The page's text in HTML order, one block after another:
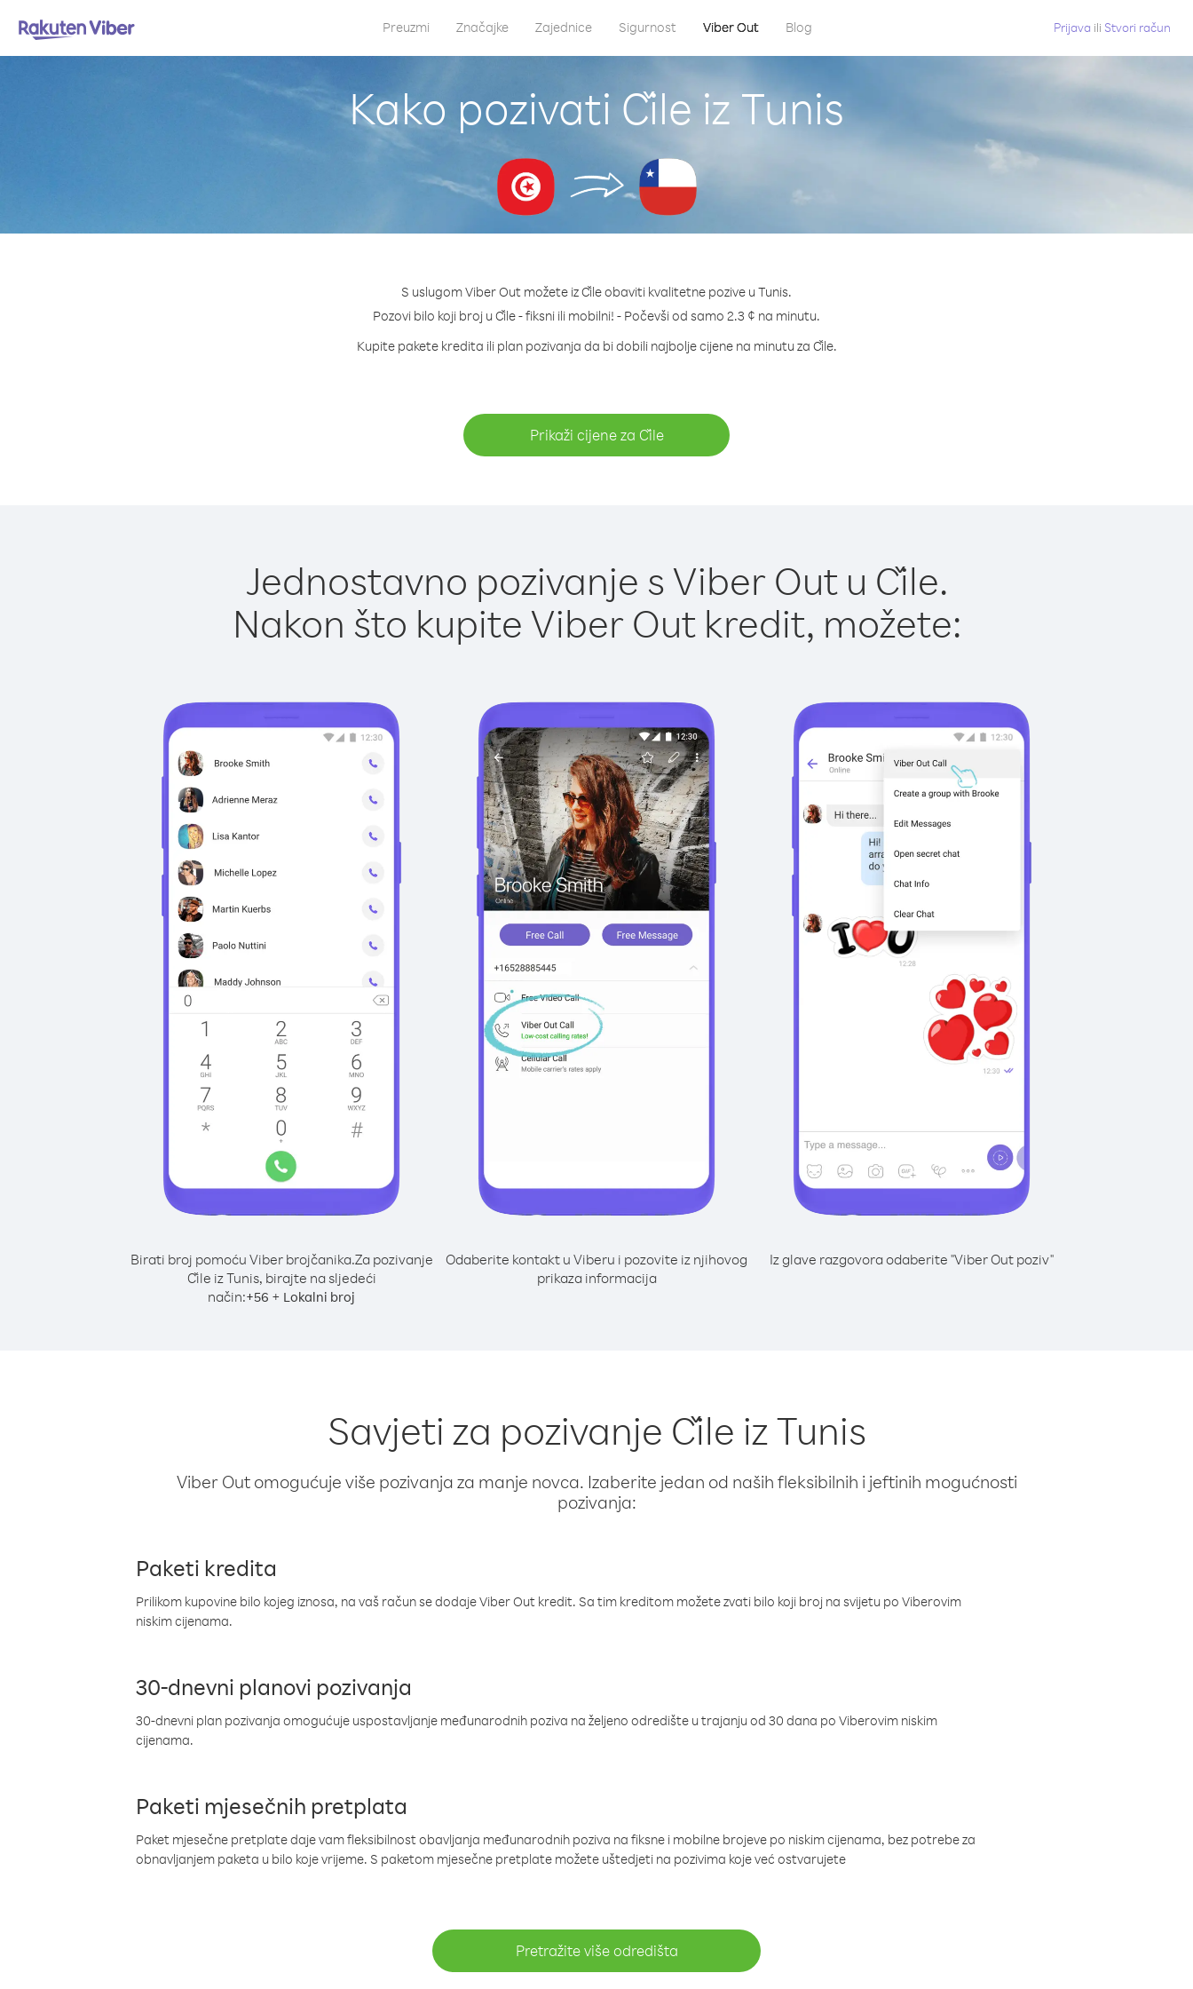
Preuzmi Značajke Zajednice Sigurnost Viber Out Blog Prijava ili Stvori račun
Kako pozivati Čile iz Tunis
S uslugom Viber Out možete iz Čile obaviti kvalitetne pozive u Tunis.
Pozovi bilo koji broj u Čile - fiksni ili mobilni! - Počevši od samo 2.3 ¢ na minutu.
Kupite pakete kredita ili plan pozivanja da bi dobili najbolje cijene na minutu za Čile.
Prikaži cijene za Čile
Jednostavno pozivanje s Viber Out u Čile.
Nakon što kupite Viber Out kredit, možete:
Birati broj pomoću Viber brojčanika.Za pozivanje
Čile iz Tunis, birajte na sljedeći
način:+56 + Lokalni broj
Odaberite kontakt u Viberu i pozovite iz njihovog
prikaza informacija
Iz glave razgovora odaberite "Viber Out poziv"
Savjeti za pozivanje Čile iz Tunis
Viber Out omogućuje više pozivanja za manje novca. Izaberite jedan od naših fleksibilnih i jeftinih mogućnosti
pozivanja:
Paketi kredita
Prilikom kupovine bilo kojeg iznosa, na vaš račun se dodaje Viber Out kredit. Sa tim kreditom možete zvati bilo koji broj na svijetu po Viberovim
niskim cijenama.
30-dnevni planovi pozivanja
30-dnevni plan pozivanja omogućuje uspostavljanje međunarodnih poziva na željeno odredište u trajanju od 30 dana po Viberovim niskim
cijenama.
Paketi mjesečnih pretplata
Paket mjesečne pretplate daje vam fleksibilnost obavljanja međunarodnih poziva na fiksne i mobilne brojeve po niskim cijenama, bez potrebe za
obnavljanjem paketa u bilo koje vrijeme. S paketom mjesečne pretplate možete uštedjeti na pozivima koje već ostvarujete
Pretražite više odredišta